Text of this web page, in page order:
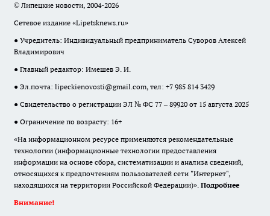
© Липецкие новости, 2004-2026
Сетевое издание «Lipetsknews.ru»
● Учредитель: Индивидуальный предприниматель Суворов Алексей
Владимирович
● Главный редактор: Имешев Э. И.
● Эл.почта: lipeckienovosti@gmail.com, тел: +7 985 814 3429
● Свидетельство о регистрации ЭЛ № ФС 77 – 89920 от 15 августа 2025
● Ограничение по возрасту: 16+
«На информационном ресурсе применяются рекомендательные
технологии (информационные технологии предоставления
информации на основе сбора, систематизации и анализа сведений,
относящихся к предпочтениям пользователей сети "Интернет",
находящихся на территории Российской Федерации)». Подробнее
Внимание!